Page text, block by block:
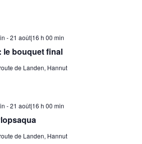
le bouquet final
-21 août|16 h 00 min
de Landen, Hannut
-21 août|16 h 00 min
de Landen, Hannut